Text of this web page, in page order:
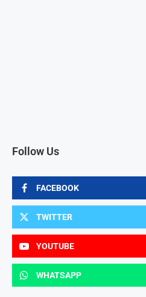
Follow Us
FACEBOOK
TWITTER
YOUTUBE
WHATSAPP